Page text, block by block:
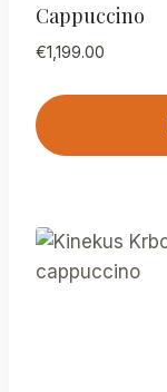
Cappuccino
€1,199.00